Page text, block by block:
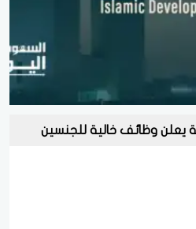
يعلن وظائف خالية للجنسين